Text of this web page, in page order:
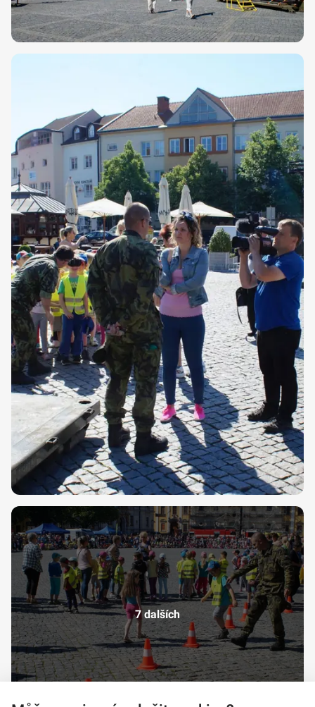
7 dalších